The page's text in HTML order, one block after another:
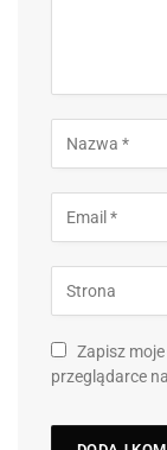
Zapisz
przeglądarce